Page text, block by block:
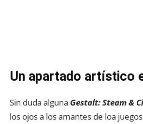
Un apartado artístico
Sin duda alguna Gestalt: Steam &
los ojos a los amantes de loa